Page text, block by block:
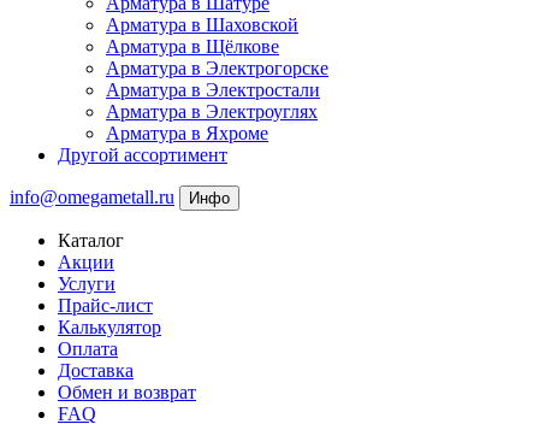
Арматура в Шаховской
Арматура в Щёлкове
Арматура в Электрогорске
Арматура в Электростали
Арматура в Электроуглях
Арматура в Яхроме
Другой ассортимент
info@omegametall.ru Инфо
Каталог
Акции
Услуги
Прайс-лист
Калькулятор
Оплата
Доставка
Обмен и возврат
FAQ